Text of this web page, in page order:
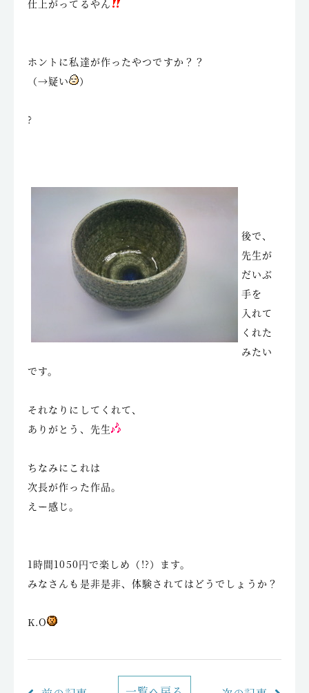
仕上がってるやん
ホントに私達が作ったやつですか？？
（→疑い
）
?
後で、
先生が
だいぶ
手を
入れて
くれた
みたい
です。
それなりにしてくれて、
ありがとう、先生
ちなみにこれは
次長が作った作品。
えー感じ。
1時間1050円で楽しめ（!?）ます。
みなさんも是非是非、体験されてはどうでしょうか？
K.O